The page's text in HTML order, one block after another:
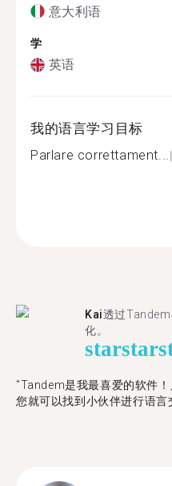
意大利语
学
英语
我的语言学习目标
Parlare correttament...
Kai透过
化。
starstar
"Tandem是我最喜爱的软件
您就可以找到小伙伴进行语言